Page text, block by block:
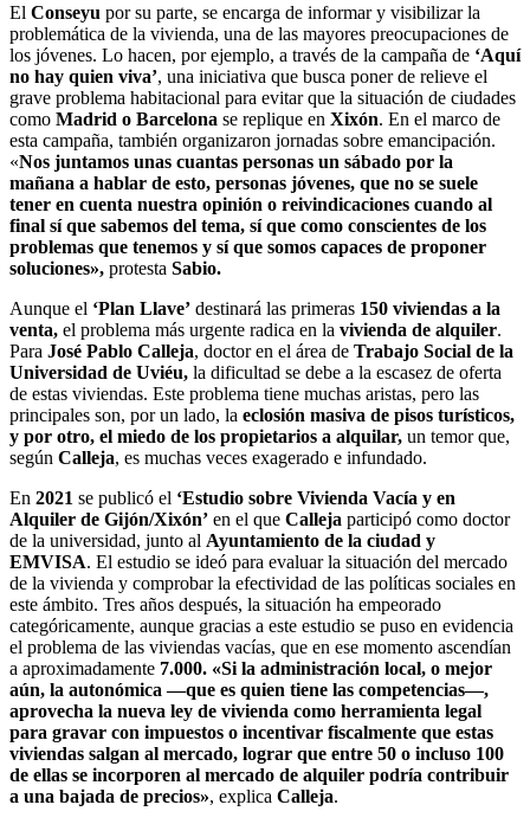
El Conseyu por su parte, se encarga de informar y visibilizar la
problemática de la vivienda, una de las mayores preocupaciones de
los jóvenes. Lo hacen, por ejemplo, a través de la campaña de ‘Aquí
no hay quien viva’, una iniciativa que busca poner de relieve el
grave problema habitacional para evitar que la situación de ciudades
como Madrid o Barcelona se replique en Xixón. En el marco de
esta campaña, también organizaron jornadas sobre emancipación.
«Nos juntamos unas cuantas personas un sábado por la
mañana a hablar de esto, personas jóvenes, que no se suele
tener en cuenta nuestra opinión o reivindicaciones cuando al
final sí que sabemos del tema, sí que como conscientes de los
problemas que tenemos y sí que somos capaces de proponer
soluciones», protesta Sabio.
Aunque el ‘Plan Llave’ destinará las primeras 150 viviendas a la
venta, el problema más urgente radica en la vivienda de alquiler.
Para José Pablo Calleja, doctor en el área de Trabajo Social de la
Universidad de Uviéu, la dificultad se debe a la escasez de oferta
de estas viviendas. Este problema tiene muchas aristas, pero las
principales son, por un lado, la eclosión masiva de pisos turísticos,
y por otro, el miedo de los propietarios a alquilar, un temor que,
según Calleja, es muchas veces exagerado e infundado.
En 2021 se publicó el ‘Estudio sobre Vivienda Vacía y en
Alquiler de Gijón/Xixón’ en el que Calleja participó como doctor
de la universidad, junto al Ayuntamiento de la ciudad y
EMVISA. El estudio se ideó para evaluar la situación del mercado
de la vivienda y comprobar la efectividad de las políticas sociales en
este ámbito. Tres años después, la situación ha empeorado
categóricamente, aunque gracias a este estudio se puso en evidencia
el problema de las viviendas vacías, que en ese momento ascendían
a aproximadamente 7.000. «Si la administración local, o mejor
aún, la autonómica —que es quien tiene las competencias—,
aprovecha la nueva ley de vivienda como herramienta legal
para gravar con impuestos o incentivar fiscalmente que estas
viviendas salgan al mercado, lograr que entre 50 o incluso 100
de ellas se incorporen al mercado de alquiler podría contribuir
a una bajada de precios», explica Calleja.